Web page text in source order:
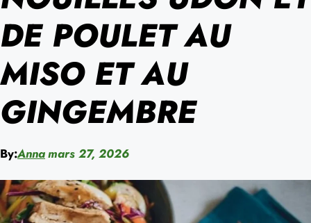
DE POULET AU
MISO ET AU
GINGEMBRE
By:Annamars 27, 2026